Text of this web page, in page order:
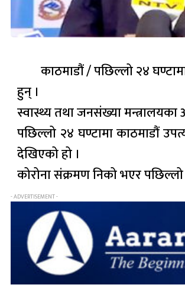
काठमाडौं / पछिल्लो २४
हुन् ।
स्वास्थ्य तथा जनसंख्या
पछिल्लो २४ घण्टामा काठमाडौं
देखिएको हो ।
कोरोना संक्रमण निको भएर
- ADVERTISEMENT -